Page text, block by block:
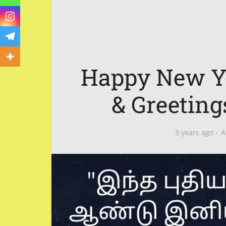
Happy New
&
3 years ago